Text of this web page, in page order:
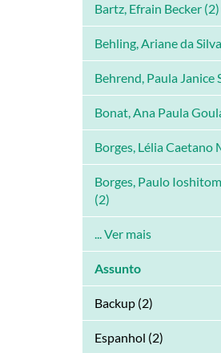
Bartz, Efrain Becker (2)
Behling, Ariane da
Behrend, Paula Janice
Bonat, Ana Paula
Borges, Lélia Caetano
Borges, Paulo
(2)
... Ver mais
Assunto
Backup (2)
Espanhol (2)